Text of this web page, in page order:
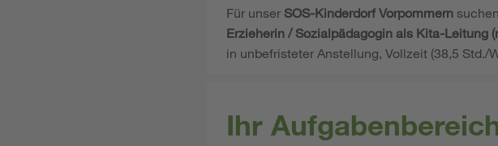
Für unser SOS-Kinderdorf Vorpommern
Erzieherin / Sozialpädagogin als Kita-Leitung
in unbefristeter Anstellung, Vollzeit (38,5 Std./
Ihr